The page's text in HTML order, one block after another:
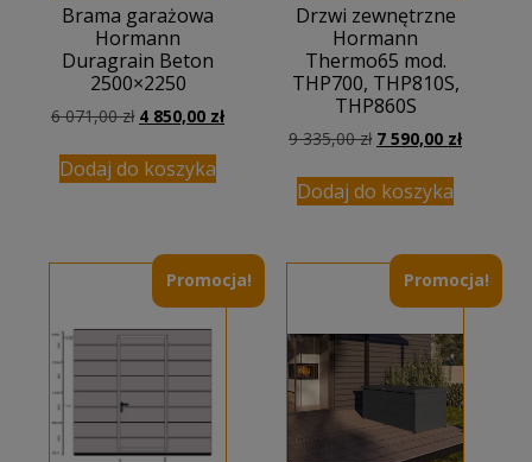
Brama garażowa
Hormann
Duragrain Beton
2500×2250
6 071,00zł Pierwotna
wynosiła:
6
4 850,00 złAktualna
Dodaj do koszyka
Drzwi zewnętrzne
Hormann
Thermo65 mod.
THP700, THP810S,
THP860S
9 335,00zł Pierwotna
wynosiła:
9
7 590,00 złAktualna
Dodaj do koszyka
Promocja! Promocja!